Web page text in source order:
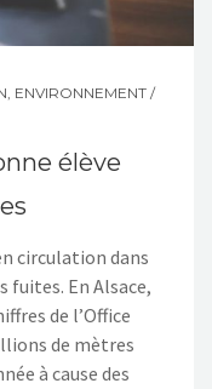
, ENVIRONNEMENT /
élève
circulation dans
fuites. En Alsace,
de l’Office
de mètres
à cause des